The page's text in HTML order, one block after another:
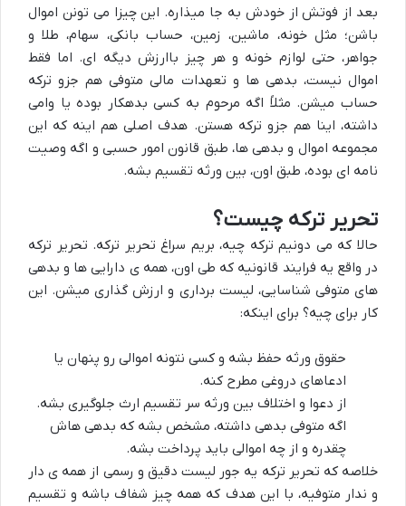
بعد از فوتش از خودش به جا میذاره. این چیزا می تونن اموال
باشن؛ مثل خونه، ماشین، زمین، حساب بانکی، سهام، طلا و
جواهر، حتی لوازم خونه و هر چیز باارزش دیگه ای. اما فقط
اموال نیست، بدهی ها و تعهدات مالی متوفی هم جزو ترکه
حساب میشن. مثلاً اگه مرحوم به کسی بدهکار بوده یا وامی
داشته، اینا هم جزو ترکه هستن. هدف اصلی هم اینه که این
مجموعه اموال و بدهی ها، طبق قانون امور حسبی و اگه وصیت
نامه ای بوده، طبق اون، بین ورثه تقسیم بشه.
تحریر ترکه چیست؟
حالا که می دونیم ترکه چیه، بریم سراغ تحریر ترکه. تحریر ترکه
در واقع یه فرایند قانونیه که طی اون، همه ی دارایی ها و بدهی
های متوفی شناسایی، لیست برداری و ارزش گذاری میشن. این
کار برای چیه؟ برای اینکه:
حقوق ورثه حفظ بشه و کسی نتونه اموالی رو پنهان یا
ادعاهای دروغی مطرح کنه.
از دعوا و اختلاف بین ورثه سر تقسیم ارث جلوگیری بشه.
اگه متوفی بدهی داشته، مشخص بشه که بدهی هاش
چقدره و از چه اموالی باید پرداخت بشه.
خلاصه که تحریر ترکه یه جور لیست دقیق و رسمی از همه ی دار
و ندار متوفیه، با این هدف که همه چیز شفاف باشه و تقسیم